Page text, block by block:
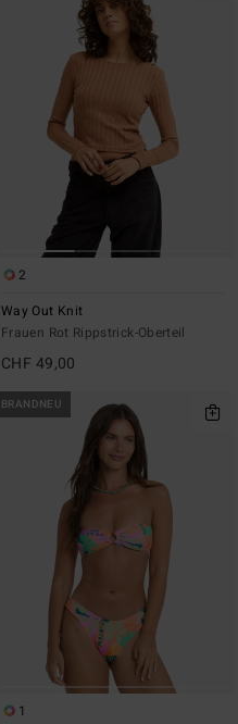
2
Way Out Knit
Frauen Rot Rippstrick-Oberteil
CHF 49,00
BRANDNEU
1